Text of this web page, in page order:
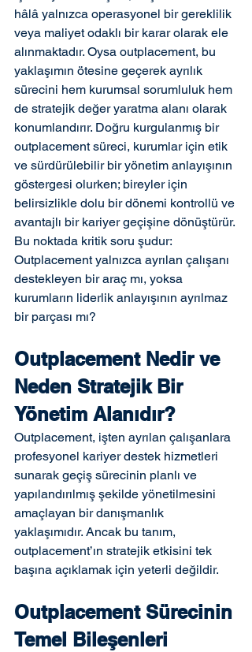
hâlâ yalnızca operasyonel bir gereklilik
veya maliyet odaklı bir karar olarak ele
alınmaktadır. Oysa outplacement, bu
yaklaşımın ötesine geçerek ayrılık
sürecini hem kurumsal sorumluluk hem
de stratejik değer yaratma alanı olarak
konumlandırır. Doğru kurgulanmış bir
outplacement süreci, kurumlar için etik
ve sürdürülebilir bir yönetim anlayışının
göstergesi olurken; bireyler için
belirsizlikle dolu bir dönemi kontrollü ve
avantajlı bir kariyer geçişine dönüştürür.
Bu noktada kritik soru şudur:
Outplacement yalnızca ayrılan çalışanı
destekleyen bir araç mı, yoksa
kurumların liderlik anlayışının ayrılmaz
bir parçası mı?
Outplacement Nedir ve
Neden Stratejik Bir
Yönetim Alanıdır?
Outplacement, işten ayrılan çalışanlara
profesyonel kariyer destek hizmetleri
sunarak geçiş sürecinin planlı ve
yapılandırılmış şekilde yönetilmesini
amaçlayan bir danışmanlık
yaklaşımıdır. Ancak bu tanım,
outplacement’ın stratejik etkisini tek
başına açıklamak için yeterli değildir.
Outplacement Sürecinin
Temel Bileşenleri